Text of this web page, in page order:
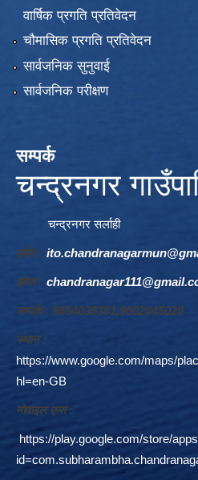
वार्षिक प्रगति प्रतिवेदन
चौमासिक प्रगति प्रतिवेदन
सार्वजनिक सुनुवाई
सार्वजनिक परीक्षण
सम्पर्क
चन्द्रनगर
चन्द्रनगर सर्लाही
इमेल :
इमेल :
सम्पर्क : 9854038381,9802045020
स्थान :
https://www.google.com/maps/
hl=en-GB
माेवाइल एप्स :
https://play.google.com/store/